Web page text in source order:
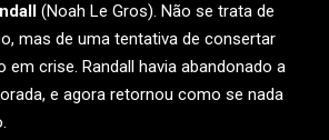
(Noah Le Gros). Não se trata de
mas de uma tentativa de consertar
em crise. Randall havia abandonado a
e agora retornou como se nada